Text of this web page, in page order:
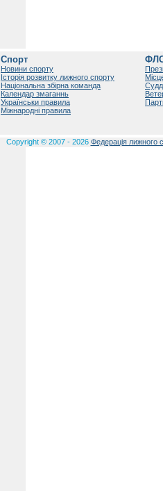
Спорт
Новини спорту
Історія розвитку лижного спорту
Національна збірна команда
Календар змаганнь
Українськи правила
Міжнародні правила
Copyright © 2007 - 2026 Федерація лижного